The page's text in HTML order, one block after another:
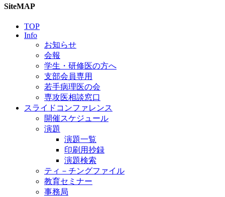
SiteMAP
TOP
Info
お知らせ
会報
学生・研修医の方へ
支部会員専用
若手病理医の会
専攻医相談窓口
スライドコンファレンス
開催スケジュール
演題
演題一覧
印刷用抄録
演題検索
ティ－チングファイル
教育セミナー
事務局